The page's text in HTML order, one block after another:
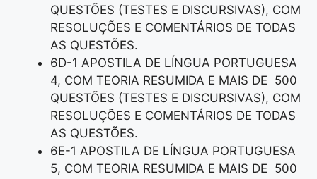
QUESTÕES (TESTES E DISCURSIVAS), COM
RESOLUÇÕES E COMENTÁRIOS DE TODAS
AS QUESTÕES.
6D-1 APOSTILA DE LÍNGUA PORTUGUESA
4, COM TEORIA RESUMIDA E MAIS DE 500
QUESTÕES (TESTES E DISCURSIVAS), COM
RESOLUÇÕES E COMENTÁRIOS DE TODAS
AS QUESTÕES.
6E-1 APOSTILA DE LÍNGUA PORTUGUESA
5, COM TEORIA RESUMIDA E MAIS DE 500